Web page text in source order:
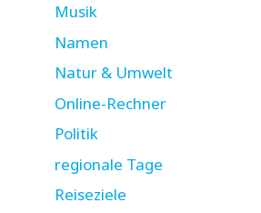
Musik
Namen
Natur & Umwelt
Online-Rechner
Politik
regionale Tage
Reiseziele